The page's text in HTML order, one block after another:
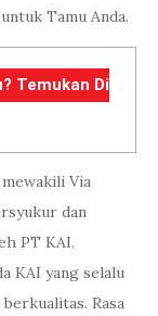
Tamu Anda.
Temukan Di
Via
dan
PT KAI.
KAI yang selalu
Rasa